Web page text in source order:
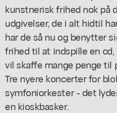
kunstnerisk frihed nok på
udgivelser, de i alt hidtil
har de så nu og benytter
frihed til at indspille en
vil skaffe mange penge til
Tre nyere koncerter for
symfoniorkester - det
en kioskbasker.